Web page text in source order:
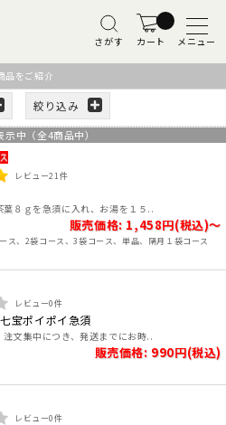
さがす カート メニュー
品をご紹介
絞り込み
示中（全4商品中）
レビュー21件
葉８ｇを急須に入れ、お湯を１５..
販売価格: 1,458円(税込)～
、2袋コース、3袋コース、単品、隔月１袋コース
レビュー0件
宝ポイポイ急須
注文集中につき、発送までにお時..
販売価格: 990円(税込)
レビュー0件